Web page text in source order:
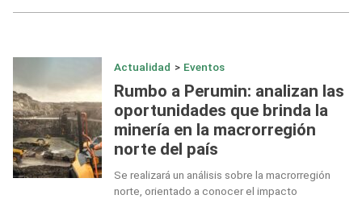
Actualidad > Eventos
Rumbo a Perumin: analizan las
oportunidades que brinda la
minería en la macrorregión
norte del país
Se realizará un análisis sobre la macrorregión
norte, orientado a conocer el impacto